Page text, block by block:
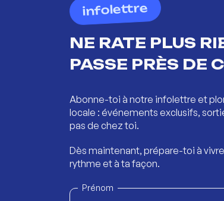
infolettre
NE RATE PLUS
PASSE PRÈS DE
Abonne-toi à notre infolettre et
locale : événements exclusifs,
pas de chez toi.
Dès maintenant, prépare-toi à
rythme et à ta façon.
Prénom